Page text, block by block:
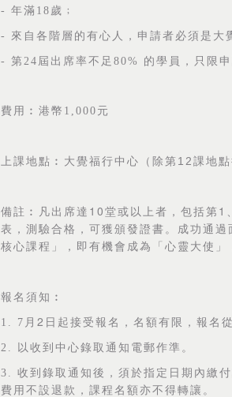
- 年滿 18 歲﹔
- 來自各階層的有心人，申請者必須是大
- 第24 屆出席率不足 80% 的學員，只限
費用︰港幣 1,000 元
上課地點︰大覺福行中心（ 除第12課地
備註︰凡出席達 10 堂或以上者，包括第 1
表，測驗合格，可獲頒發證書。成功通
核心課程」，即有機會成為「心靈大使」
報名須知︰
1. 7 月 2 日起接受報名，名額有限，報名從
2. 以收到中心錄取通知電郵作準。
3. 收到錄取通知後，須於指定日期內繳
費用不設退款，課程名額亦不得轉讓。